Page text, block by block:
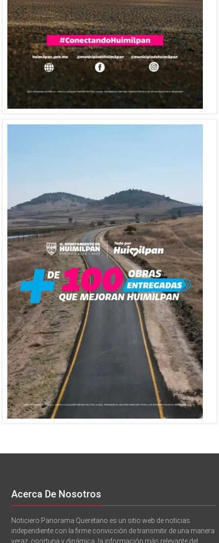
Acerca De Nosotros
Noticiero Panorama Queretano es un sitio web de noticias
independiente con la firme convicción de transmitir de una manera
veraz, oportuna y dinámica, la información más relevante del